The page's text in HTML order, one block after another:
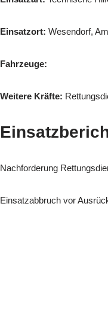
Einsatzort: Wesendorf,
Fahrzeuge:
Weitere Kräfte:
Nachforderung
Einsatzabbruch vor